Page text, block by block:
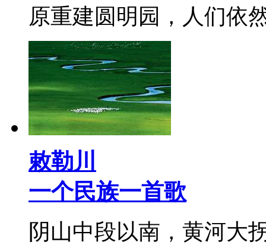
原重建圆明园，人们
敕勒川
一个民族一首歌
阴山中段以南，黄河大